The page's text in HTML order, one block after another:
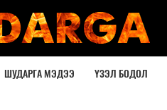
ШУДАРГА МЭДЭЭ ҮЗЭЛ БОДОЛ